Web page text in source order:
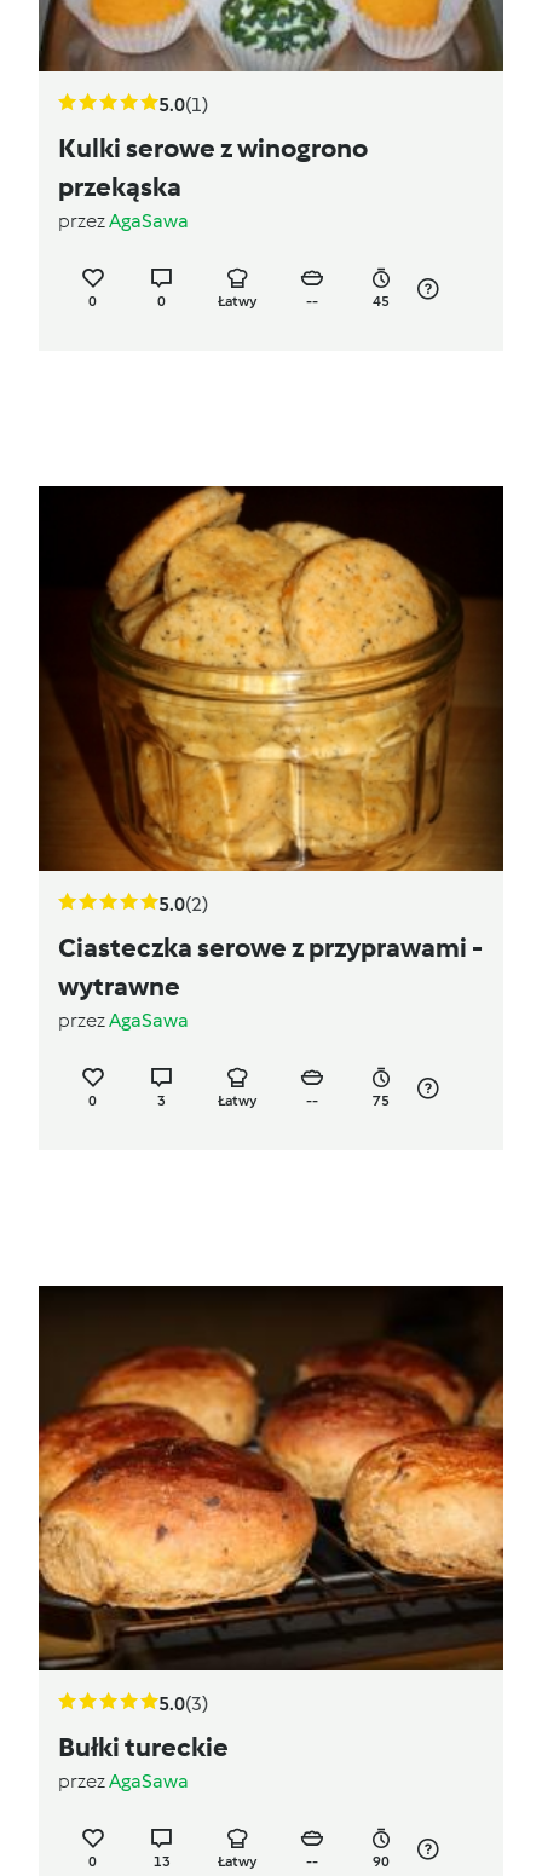
5.0(1)
Kulki serowe z winogrono
przekąska
przezAgaSawa
0 0 Łatwy -- 45
5.0(2)
Ciasteczka serowe z przyprawami -
wytrawne
przezAgaSawa
0 3 Łatwy -- 75
5.0(3)
Bułki tureckie
przezAgaSawa
0 13 Łatwy -- 90